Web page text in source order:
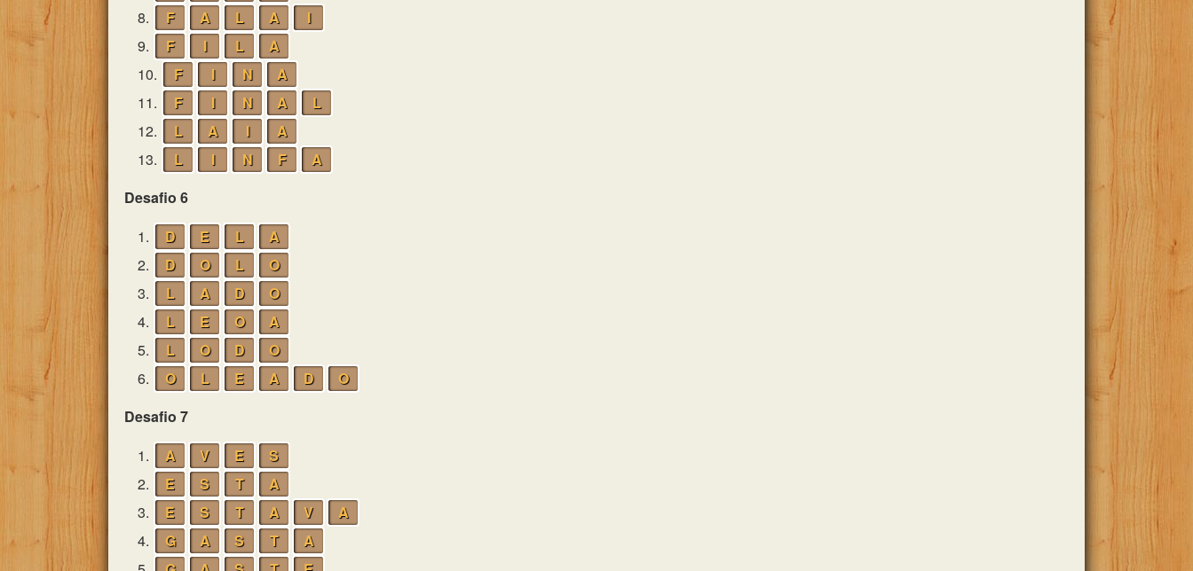
8.
F A L A
I
9.
F I L
A
10.
F I N
A
11.
F I N A
L
12.
L A I
A
13.
L I N F
A
Desafio 6
1.
D E L
A
2.
D O L
O
3.
L A D
O
4.
L E O
A
5.
L O D
O
6.
O L E A D
O
Desafio 7
1.
A V E
S
2.
E S T
A
3.
E S T A V
A
4.
G A S T
A